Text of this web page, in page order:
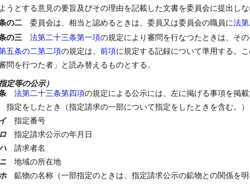
うとする意見の要旨及びその理由を記載した文書を委員会に提出しな
の二 委員会は、相当と認めるときは、委員又は委員会の職員に法
の三 法第二十三条第一項の規定により審問を行なつたときは、そ
五条の二第二項の規定は、 前項に規定する記録について準用する。
審問を行つた者」と読み替えるものとする。
指定等の公示）
法第二十三条第四項の規定による公示には、左に掲げる事項を掲載
指定をしたとき（指定請求の一部について指定をしたときを含む。）
イ 指定番号
ロ 指定請求公示の年月日
請求者名
地域の所在地
鉱物の名称（一部指定のときは、指定請求公示の鉱物との関係を明